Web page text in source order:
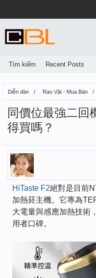
Diễn đàn Rao Vặt - Mua Bán
同價位最強二回
得買嗎？
HiTaste F2絕對是目前
加熱菸主機。它專為
大電量與感應加熱技術
用者口碑。
Tìm kiếm Recent Posts